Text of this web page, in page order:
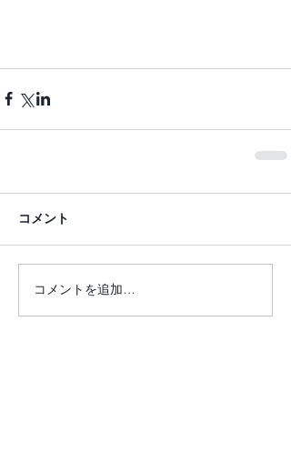
コメント
コメントを追加…